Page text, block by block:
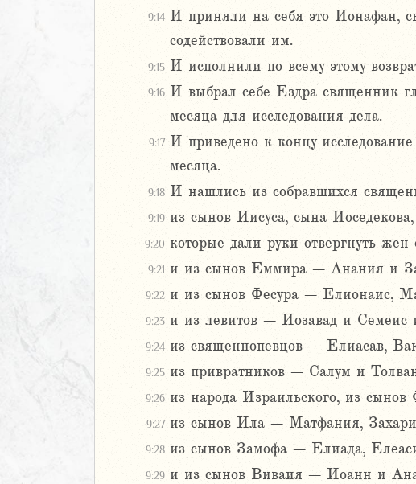
9:14 И приняли на себя это Ионафан,
содействовали им.
9:15 И исполнили по всему этому
9:16 И выбрал себе Ездра священник
месяца для исследования дела.
9:17 И приведено к концу
месяца.
9:18 И нашлись из собравшихся
9:19 из сынов Иисуса, сына
9:20 которые дали руки отвергнуть
9:21 и из сынов Еммира – Анания и
9:22 и из сынов Фесура – Елионаис,
9:23 и из левитов – Иозавад и
9:24 из священнопевцов – Елиасав,
9:25 из привратников – Салум и
9:26 из народа Израильского, из
9:27 из сынов Ила – Матфания,
9:28 из сынов Замофа – Елиада,
9:29 и из сынов Виваия – Иоанн и